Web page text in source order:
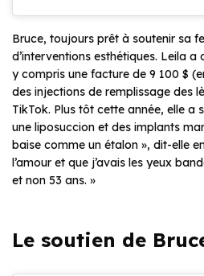
Bruce, toujours prêt à soutenir sa
d’interventions esthétiques. Leila a
y compris une facture de 9 100 $
des injections de remplissage des
TikTok. Plus tôt cette année, elle a
une liposuccion et des implants
baise comme un étalon », dit-elle
l’amour et que j’avais les yeux
et non 53 ans. »
Le soutien de